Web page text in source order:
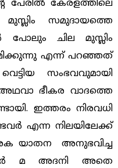
പേരില്‍ കേരളത്തിലെ
സമുദായത്തെ
പോലും ചില മുസ്ലിം
എന്ന് പറഞ്ഞത്
സംഭവവുമായി
ഭീകര വാദത്തെ
ഇത്തരം നിരവധി
എന്ന നിലയിലേക്ക്
യാതന അനുഭവിച്ച
മ അദനി അതെ